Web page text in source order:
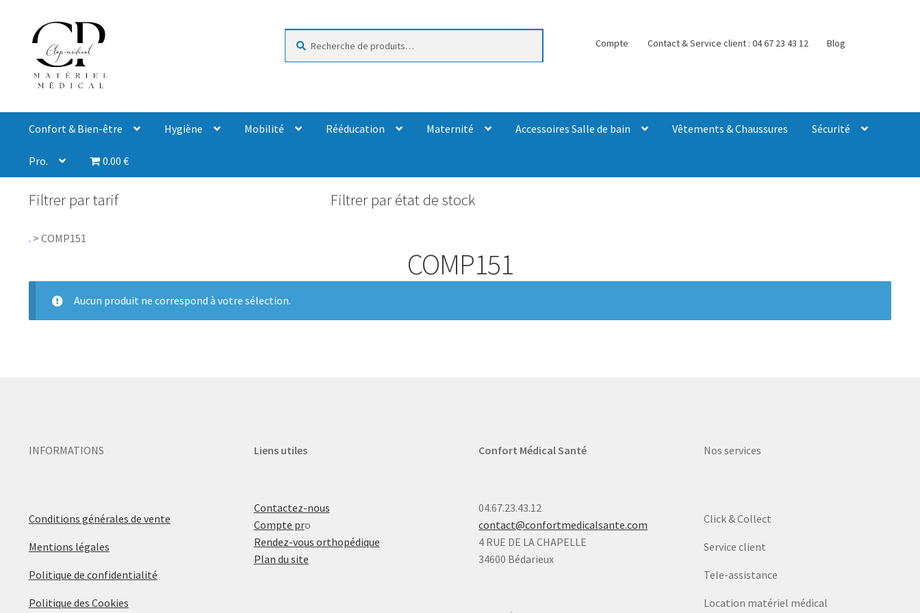
Compte Contact & Service client : 04 67 23 43 12 Blog
Confort & Bien-être Hygiène Mobilité Rééducation Maternité Accessoires Salle de bain Vêtements & Chaussures Sécurité
Pro. 0.00 €
Filtrer par tarif Filtrer par état de stock
. > COMP151
COMP151
Aucun produit ne correspond à votre sélection.
INFORMATIONS
Conditions générales de vente
Mentions légales
Politique de confidentialité
Politique des Cookies
Liens utiles
Contactez-nous
Compte pro
Rendez-vous orthopédique
Plan du site
Confort Médical Santé
04.67.23.43.12
contact@confortmedicalsante.com
4 RUE DE LA CHAPELLE
34600 Bédarieux
Nos services
Click & Collect
Service client
Tele-assistance
Location matériel médical